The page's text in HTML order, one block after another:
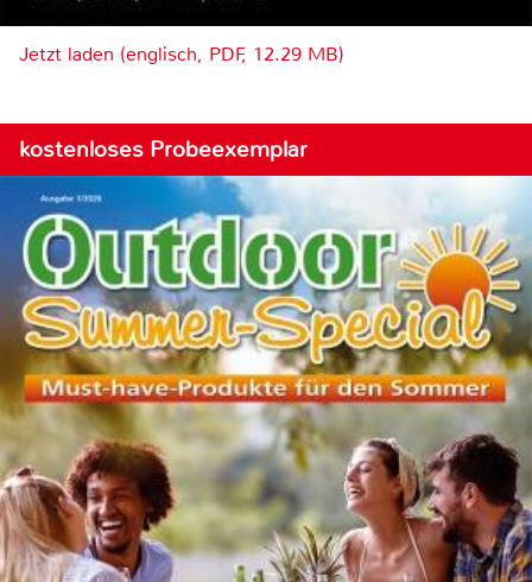
Jetzt laden (englisch, PDF, 12.29 MB)
kostenloses Probeexemplar